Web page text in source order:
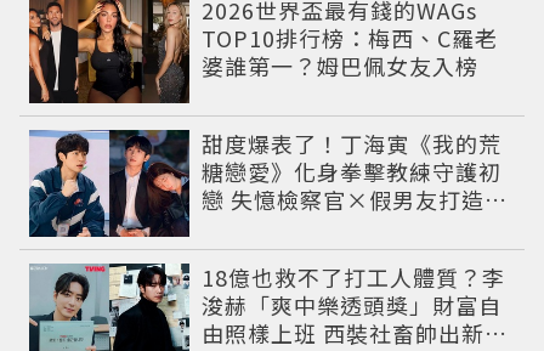
2026世界盃最有錢的WAGs
TOP10排行榜：梅西、C羅老
婆誰第一？姆巴佩女友入榜
甜度爆表了！丁海寅《我的荒
糖戀愛》化身拳擊教練守護初
戀 失憶檢察官×假男友打造今
18億也救不了打工人體質？李
浚赫「爽中樂透頭獎」財富自
由照樣上班 西裝社畜帥出新高